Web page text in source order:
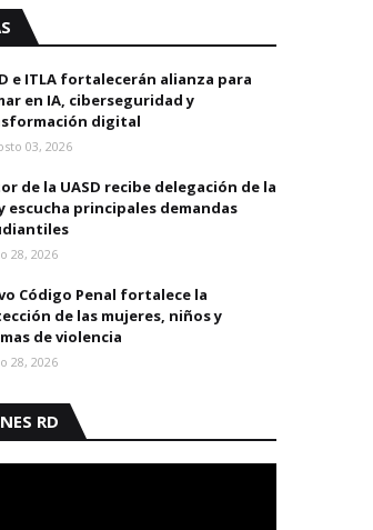
e ITLA fortalecerán alianza para
en IA, ciberseguridad y
digital
03, 2026
de la UASD recibe delegación de la
y escucha principales demandas
28, 2026
Código Penal fortalece la
de las mujeres, niños y
de violencia
28, 2026
RD